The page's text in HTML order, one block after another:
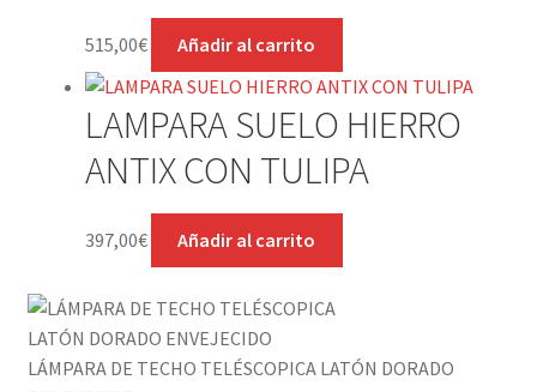
515,00€ Añadir al carrito
LAMPARA SUELO HIERRO
ANTIX CON TULIPA
397,00€ Añadir al carrito
LÁMPARA DE TECHO TELÉSCOPICA LATÓN DORADO